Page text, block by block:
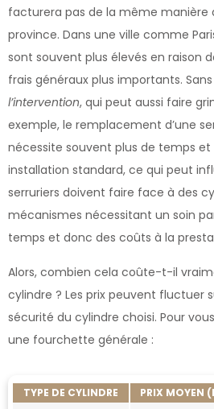
facturera pas de la même manière
province. Dans une ville comme
sont souvent plus élevés en raison
frais généraux plus importants.
l’intervention, qui peut aussi faire
exemple, le remplacement d’une
nécessite souvent plus de temps et
installation standard, ce qui peut
serruriers doivent faire face à des
mécanismes nécessitant un soin
temps et donc des coûts à la
Alors, combien cela coûte-t-il
cylindre ? Les prix peuvent fluctuer
sécurité du cylindre choisi. Pour
une fourchette générale :
TYPE DE CYLINDRE PRIX MOYEN